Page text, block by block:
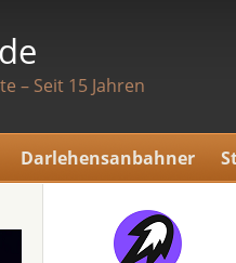
– Seit 15 Jahren
Darlehensanbahner